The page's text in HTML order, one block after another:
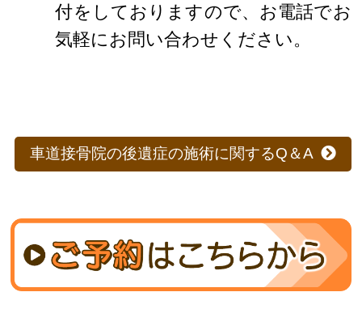
付をしておりますので、お電話でお
気軽にお問い合わせください。
車道接骨院の後遺症の施術に関するQ＆A